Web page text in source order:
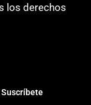
los derechos
Suscríbete